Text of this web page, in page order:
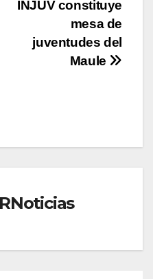
INJUV constituye
mesa de
juventudes del
Maule